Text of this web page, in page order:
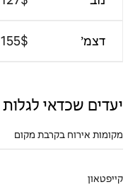
66°F
סוגים אחרים של מקומות אירוח
אוברסטרנד